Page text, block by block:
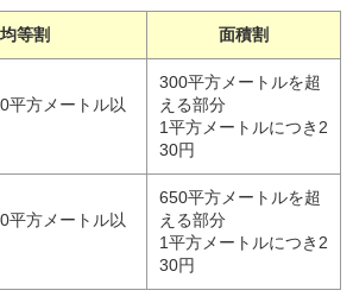
均等割 面積割
平方メートル以
300平方メートルを超
える部分
1平方メートルにつき2
30円
平方メートル以
650平方メートルを超
える部分
1平方メートルにつき2
30円